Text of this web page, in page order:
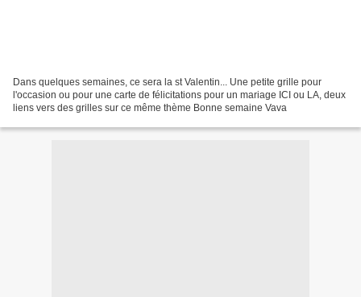
Dans quelques semaines, ce sera la st Valentin... Une petite grille pour
l'occasion ou pour une carte de félicitations pour un mariage ICI ou LA, deux
liens vers des grilles sur ce même thème Bonne semaine Vava